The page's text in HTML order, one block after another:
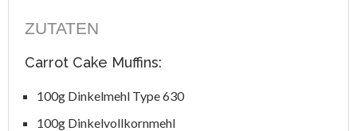
ZUTATEN
Carrot Cake Muffins:
100g Dinkelmehl Type 630
100g Dinkelvollkornmehl